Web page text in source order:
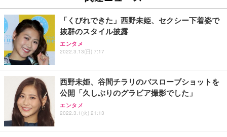
「くびれできた」西野未姫、セクシー下着姿で
抜群のスタイル披露
エンタメ
2022.3.13(日) 7:17
西野未姫、谷間チラリのバスローブショットを
公開「久しぶりのグラビア撮影でした」
エンタメ
2022.3.1(火) 21:13